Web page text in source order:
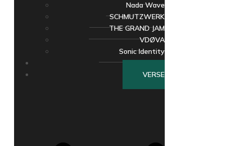
Nada Wave
SCHMUTZWERK
THE GRAND JAM
VDØVA
Sonic Identity
VERSE